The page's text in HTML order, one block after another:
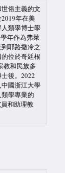
俗主義的文
年在美
類學博士學
年作為弗萊
耶路撒冷之
位於哥廷根
教和民族多
後。2022
國浙江大學
學專業的
和助理教